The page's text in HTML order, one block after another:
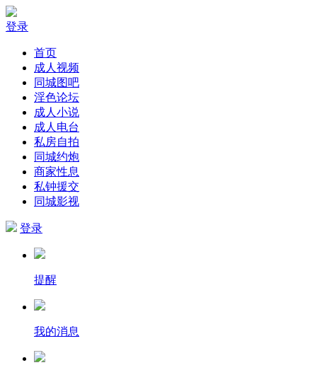
登录
首页
成人视频
同城图吧
淫色论坛
成人小说
成人电台
私房自拍
同城约炮
商家性息
私钟援交
同城影视
登录
提醒
我的消息